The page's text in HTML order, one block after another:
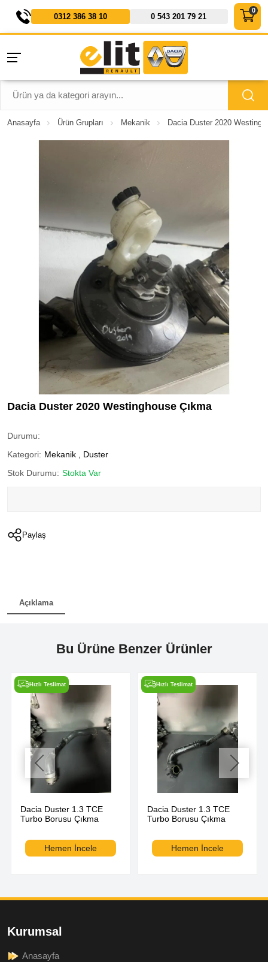
0312 386 38 10 0 543 201 79 21
Anasayfa Ürün Grupları Mekanik Dacia Duster 2020
Dacia Duster 2020 Westinghouse Çıkma
Durumu:
Kategori: Mekanik
Duster
Stok Durumu: Stokta Var
Paylaş
Açıklama
Bu Ürüne Benzer Ürünler
Hızlı Teslimat
Dacia Duster 1.3 TCE
Turbo Borusu Çıkma
Hemen İncele
Hızlı Teslimat
Dacia Duster 1.3 TCE
Turbo Borusu Çıkma
Hemen İncele
Kurumsal
Anasayfa